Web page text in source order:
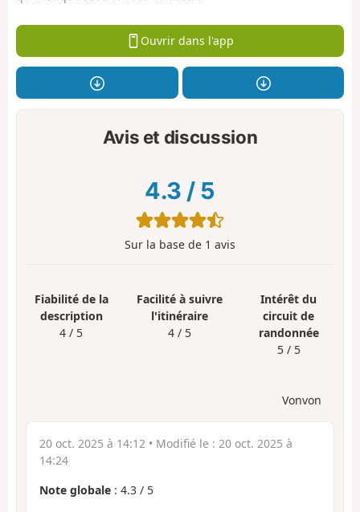
Ouvrir dans l'app
Avis et discussion
4.3 / 5
Sur la base de 1 avis
Fiabilité de la
description
4 / 5
Facilité à suivre
l'itinéraire
4 / 5
Intérêt du
circuit de
randonnée
5 / 5
Vonvon
20 oct. 2025 à 14:12 • Modifié le : 20 oct. 2025 à
14:24
Note globale : 4.3 / 5